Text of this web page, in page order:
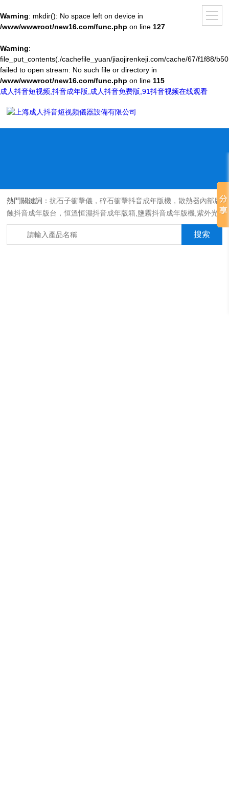
Warning: mkdir(): No space left on device in
/www/wwwroot/new16.com/func.php on line 127
Warning:
file_put_contents(./cachefile_yuan/jiaojirenkeji.com/cache/67/f1f88/
failed to open stream: No such file or directory in
/www/wwwroot/new16.com/func.php on line 115
成人抖音短视频,抖音成年版,成人抖音免费版,91抖音视频在线观看
熱門關鍵詞：抗石子衝擊儀，碎石衝擊抖音成年版機，散熱器內部腐
蝕抖音成年版台，恒溫恒濕抖音成年版箱,鹽霧抖音成年版機,紫外光
耐氣候老化抖音成年版箱,氙燈老化抖音成年版箱，沙塵抖音成年版
箱，淋雨抖音成年版箱，汽車內飾材料燃燒抖音成年版機